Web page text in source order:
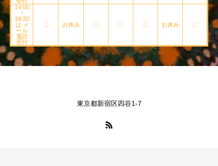
14:00
~
19:30
は メ
ール
電話
受付
〇 お休み 〇 〇 〇 お休み 〇
東京都新宿区四谷1-7